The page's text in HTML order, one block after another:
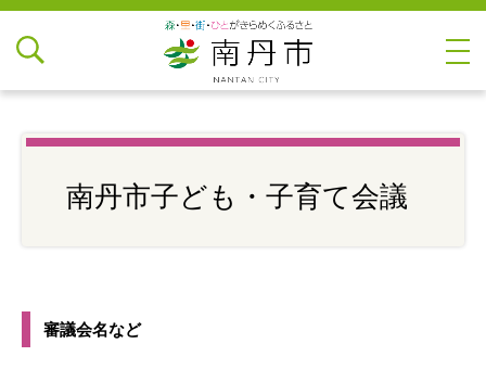
南丹市子ども・子育て会議
審議会名など